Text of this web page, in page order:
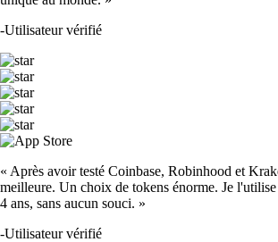
-Utilisateur vérifié
« Après avoir testé Coinbase, Robinhood et
meilleure. Un choix de tokens énorme. Je
4 ans, sans aucun souci. »
-Utilisateur vérifié